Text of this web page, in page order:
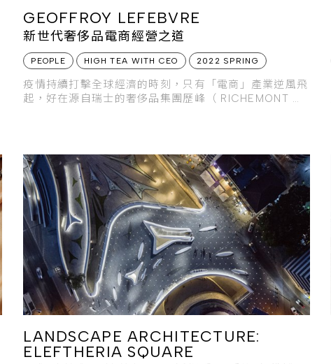
GEOFFROY LEFEBVRE
新世代奢侈品電商經營之道
PEOPLE HIGH TEA WITH CEO 2022 SPRING
疫情持續打擊全球經濟的時刻，只有「電商」產業逆風飛
起，好在源自瑞士的奢侈品集團歷峰（ RICHEMONT ）
性。
LANDSCAPE ARCHITECTURE:
ELEFTHERIA SQUARE